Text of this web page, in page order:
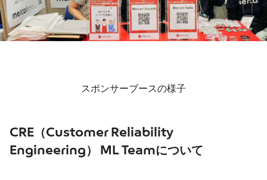
スポンサーブースの様子
CRE（Customer Reliability
Engineering） ML Teamについて